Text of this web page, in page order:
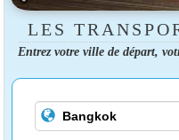
LES
Entrez votre ville de départ,